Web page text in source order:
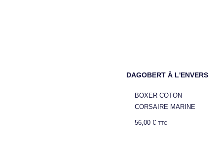
DAGOBERT À L'ENVERS
BOXER COTON
CORSAIRE MARINE
56,00€ TTC